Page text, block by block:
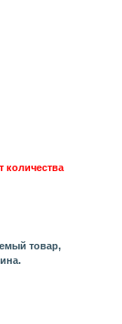
количества
товар,